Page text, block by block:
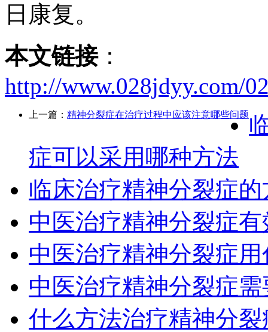
日康复。
本文链接：
http://www.028jdyy.com/
上一篇： 精神分裂症在治疗过程中应该注意哪些问题
症可以采用哪种方法
临床治疗精神分裂症
中医治疗精神分裂症
中医治疗精神分裂症
中医治疗精神分裂症
什么方法治疗精神分